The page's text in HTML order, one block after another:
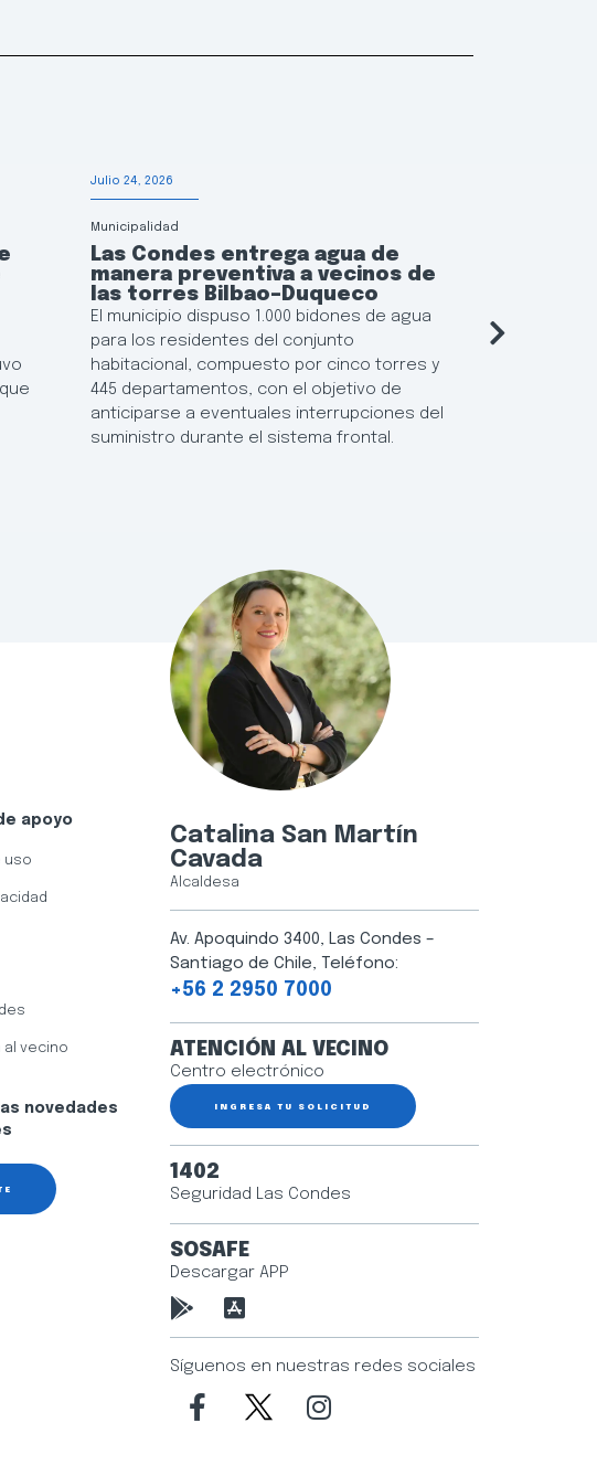
Julio 24, 2026
Municipalidad
Las Condes entrega agua de
manera preventiva a vecinos de
las torres Bilbao–Duqueco
El municipio dispuso 1.000 bidones de agua
para los residentes del conjunto
habitacional, compuesto por cinco torres y
445 departamentos, con el objetivo de
anticiparse a eventuales interrupciones del
suministro durante el sistema frontal.
apoyo
uso
al vecino
novedades
Catalina San Martín
Cavada
Alcaldesa
Av. Apoquindo 3400, Las Condes –
Santiago de Chile, Teléfono:
+56 2 2950 7000
ATENCIÓN AL VECINO
Centro electrónico
INGRESA TU SOLICITUD
1402
Seguridad Las Condes
SOSAFE
Descargar APP
Síguenos en nuestras redes sociales